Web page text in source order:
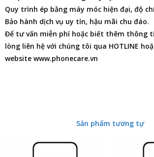
Quy trình ép bằng máy móc hiện đại, độ
Bảo hành dịch vụ uy tín, hậu mãi chu đáo.
Để tư vấn miễn phí hoặc biết thêm thông
lòng liên hệ với chúng tôi qua HOTLINE
website www.phonecare.vn
Sản phẩm tương tự